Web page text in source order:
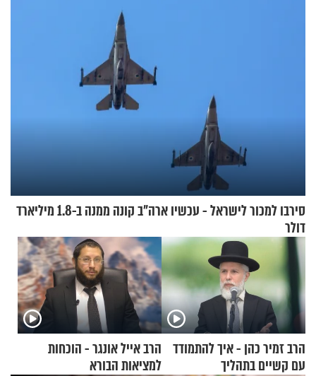
סירבו למכור לישראל - עכשיו ארה"ב קונה ממנה ב-1.8 מיליארד
דולר
הרב זמיר כהן - איך להתמודד
עם קשיים בתהליך
הרב אייל אונגר - הוכחות
למציאות הבורא